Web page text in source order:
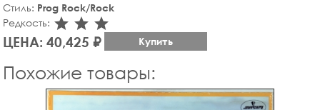
Стиль: Prog Rock/Rock
Редкость: star_rate
star_rate
star_rate
ЦЕНА: 40,425 ₽ Купить
Похожие товары: